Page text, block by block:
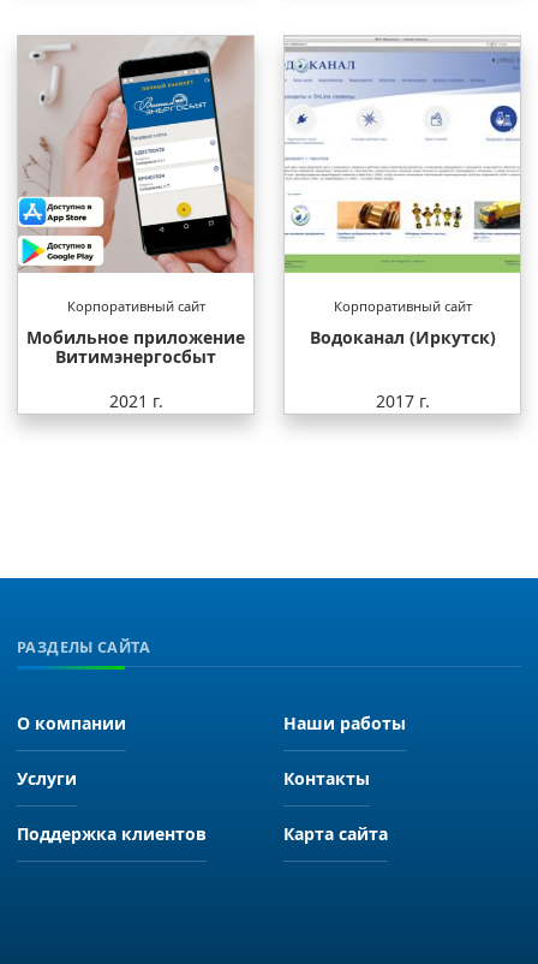
Корпоративный сайт
Мобильное приложение
Витимэнергосбыт
2021 г.
Корпоративный сайт
Водоканал (Иркутск)
2017 г.
РАЗДЕЛЫ САЙТА
О компании Наши работы
Услуги Контакты
Поддержка клиентов Карта сайта